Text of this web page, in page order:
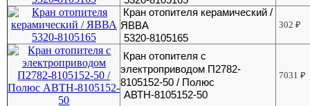
Кран отопителя керамический /
ЯВВА
5320-8105165
302₽
Кран отопителя с
электроприводом П2782-
8105152-50 / Полюс
АВТН-8105152-50
7031₽